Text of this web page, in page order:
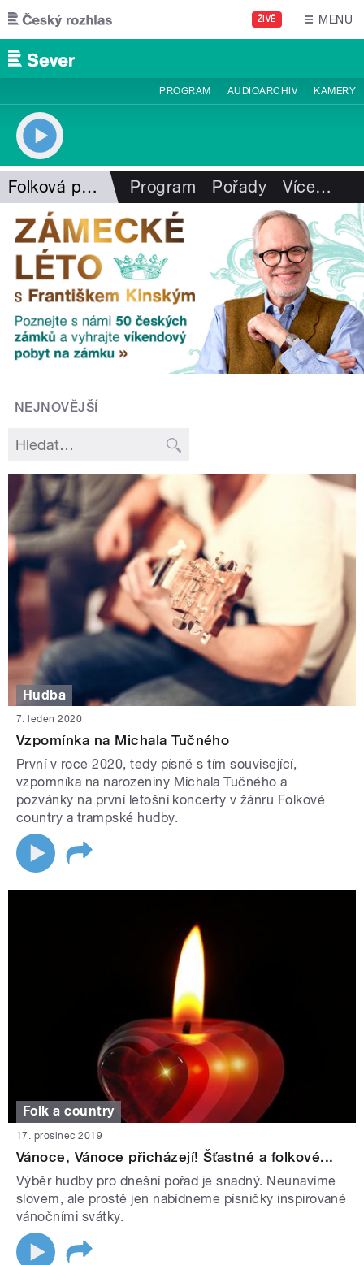
Přejít k hlavnímu obsahu
ŽIVĚ MENU
PROGRAM AUDIOARCHIV KAMERY
Folková pohlazení Program Pořady Více…
NEJNOVĚJŠÍ
Hudba
7. leden 2020
Vzpomínka na Michala Tučného
První v roce 2020, tedy písně s tím související,
vzpomníka na narozeniny Michala Tučného a
pozvánky na první letošní koncerty v žánru Folkové
country a trampské hudby.
Folk a country
17. prosinec 2019
Vánoce, Vánoce přicházejí! Šťastné a folkové...
Výběr hudby pro dnešní pořad je snadný. Neunavíme
slovem, ale prostě jen nabídneme písničky inspirované
vánočními svátky.